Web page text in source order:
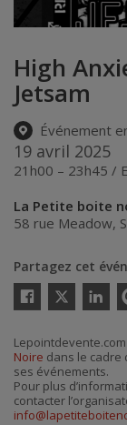
High
Jetsam
Événement
19 avril 2025
21h00 – 23h45 /
La Petite boite
58 rue Meadow,
Partagez cet
Twitter
Noire dans le cadre
ses événements.
Pour plus
contacter